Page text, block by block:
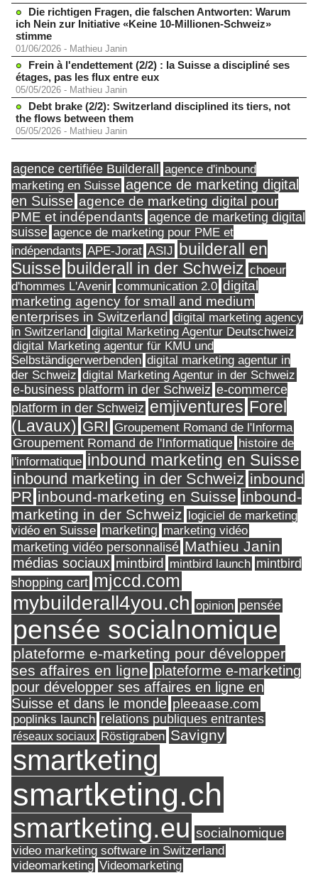
Die richtigen Fragen, die falschen Antworten: Warum
ich Nein zur Initiative «Keine 10-Millionen-Schweiz»
stimme
01/06/2026 - Mathieu Janin
Frein à l'endettement (2/2) : la Suisse a discipliné ses
étages, pas les flux entre eux
05/05/2026 - Mathieu Janin
Debt brake (2/2): Switzerland disciplined its tiers, not
the flows between them
05/05/2026 - Mathieu Janin
agence certifiée Builderall
agence d'inbound
marketing en Suisse agence de marketing digital
en Suisse agence de marketing digital pour
PME et indépendants agence de marketing digital
suisse agence de marketing pour PME et
indépendants APE-Jorat ASIJ builderall en
Suisse builderall in der Schweiz choeur
d'hommes L'Avenir communication 2.0 digital
marketing agency for small and medium
enterprises in Switzerland digital marketing agency
in Switzerland digital Marketing Agentur Deutschweiz
digital Marketing agentur für KMU und
Selbständigerwerbenden digital marketing agentur in
der Schweiz digital Marketing Agentur in der Schweiz
e-business platform in der Schweiz e-commerce
platform in der Schweiz emjiventures Forel
(Lavaux) GRI Groupement Romand de l'Informa
Groupement Romand de l'Informatique histoire de
l'informatique inbound marketing en Suisse
inbound marketing in der Schweiz inbound
PR inbound-marketing en Suisse inbound-
marketing in der Schweiz logiciel de marketing
vidéo en Suisse marketing marketing vidéo
marketing vidéo personnalisé Mathieu Janin
médias sociaux mintbird mintbird launch mintbird
shopping cart mjccd.com
mybuilderall4you.ch opinion pensée
pensée socialnomique
plateforme e-marketing pour développer
ses affaires en ligne plateforme e-marketing
pour développer ses affaires en ligne en
Suisse et dans le monde pleeaase.com
poplinks launch relations publiques entrantes
réseaux sociaux Röstigraben Savigny
smartketing
smartketing.ch
smartketing.eu socialnomique
video marketing software in Switzerland
videomarketing Videomarketing